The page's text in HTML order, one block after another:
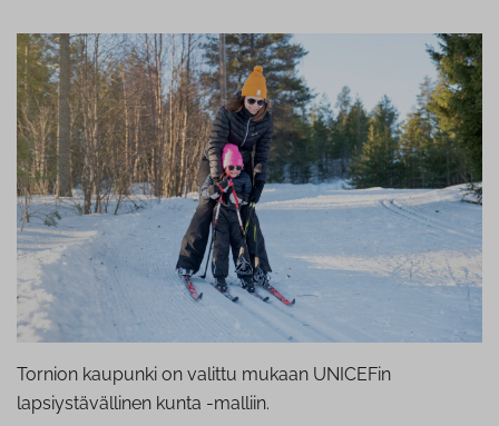
Tornion kaupunki on valittu mukaan UNICEFin
lapsiystävällinen kunta -malliin.